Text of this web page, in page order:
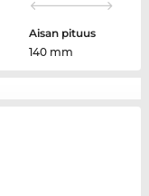
Aisan pituus
140 mm